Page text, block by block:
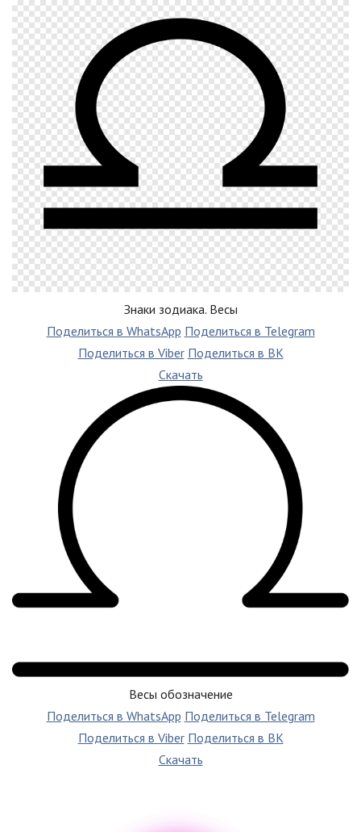
Знаки зодиака. Весы
Поделиться в WhatsApp Поделиться в Telegram
Поделиться в Viber Поделиться в ВК
Скачать
Весы обозначение
Поделиться в WhatsApp Поделиться в Telegram
Поделиться в Viber Поделиться в ВК
Скачать